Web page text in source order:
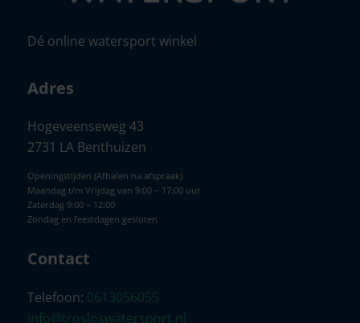
Dé online watersport winkel
Adres
Hogeveenseweg 43
2731 LA Benthuizen
Openingstijden (Afhalen na afspraak)
Maandag t/m Vrijdag van 9:00 – 17:00 uur
Zaterdag 9:00 – 12:00
Zondag en feestdagen gesloten
Contact
Telefoon: 0613056055
info@trosloswatersport.nl